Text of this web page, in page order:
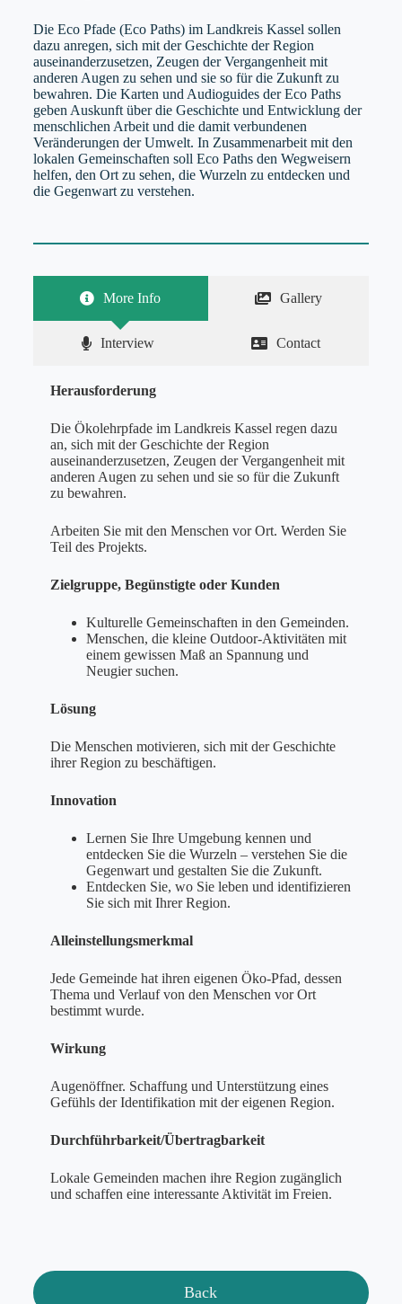
Die Eco Pfade (Eco Paths) im Landkreis Kassel sollen
dazu anregen, sich mit der Geschichte der Region
auseinanderzusetzen, Zeugen der Vergangenheit mit
anderen Augen zu sehen und sie so für die Zukunft zu
bewahren. Die Karten und Audioguides der Eco Paths
geben Auskunft über die Geschichte und Entwicklung der
menschlichen Arbeit und die damit verbundenen
Veränderungen der Umwelt. In Zusammenarbeit mit den
lokalen Gemeinschaften soll Eco Paths den Wegweisern
helfen, den Ort zu sehen, die Wurzeln zu entdecken und
die Gegenwart zu verstehen.
More Info Gallery
Interview Contact
Herausforderung
Die Ökolehrpfade im Landkreis Kassel regen dazu
an, sich mit der Geschichte der Region
auseinanderzusetzen, Zeugen der Vergangenheit mit
anderen Augen zu sehen und sie so für die Zukunft
zu bewahren.
Arbeiten Sie mit den Menschen vor Ort. Werden Sie
Teil des Projekts.
Zielgruppe, Begünstigte oder Kunden
Kulturelle Gemeinschaften in den Gemeinden.
Menschen, die kleine Outdoor-Aktivitäten mit
einem gewissen Maß an Spannung und
Neugier suchen.
Lösung
Die Menschen motivieren, sich mit der Geschichte
ihrer Region zu beschäftigen.
Innovation
Lernen Sie Ihre Umgebung kennen und
entdecken Sie die Wurzeln – verstehen Sie die
Gegenwart und gestalten Sie die Zukunft.
Entdecken Sie, wo Sie leben und identifizieren
Sie sich mit Ihrer Region.
Alleinstellungsmerkmal
Jede Gemeinde hat ihren eigenen Öko-Pfad, dessen
Thema und Verlauf von den Menschen vor Ort
bestimmt wurde.
Wirkung
Augenöffner. Schaffung und Unterstützung eines
Gefühls der Identifikation mit der eigenen Region.
Durchführbarkeit/Übertragbarkeit
Lokale Gemeinden machen ihre Region zugänglich
und schaffen eine interessante Aktivität im Freien.
Back